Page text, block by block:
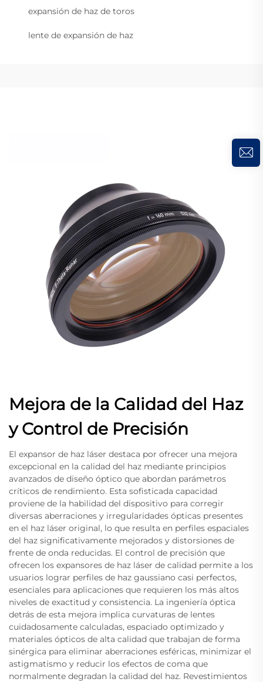
expansión de haz de toros
lente de expansión de haz
Mejora de la Calidad del Haz
y Control de Precisión
El expansor de haz láser destaca por ofrecer una mejora
excepcional en la calidad del haz mediante principios
avanzados de diseño óptico que abordan parámetros
críticos de rendimiento. Esta sofisticada capacidad
proviene de la habilidad del dispositivo para corregir
diversas aberraciones y irregularidades ópticas presentes
en el haz láser original, lo que resulta en perfiles espaciales
del haz significativamente mejorados y distorsiones de
frente de onda reducidas. El control de precisión que
ofrecen los expansores de haz láser de calidad permite a los
usuarios lograr perfiles de haz gaussiano casi perfectos,
esenciales para aplicaciones que requieren los más altos
niveles de exactitud y consistencia. La ingeniería óptica
detrás de esta mejora implica curvaturas de lentes
cuidadosamente calculadas, espaciado optimizado y
materiales ópticos de alta calidad que trabajan de forma
sinérgica para eliminar aberraciones esféricas, minimizar el
astigmatismo y reducir los efectos de coma que
normalmente degradan la calidad del haz. Revestimientos